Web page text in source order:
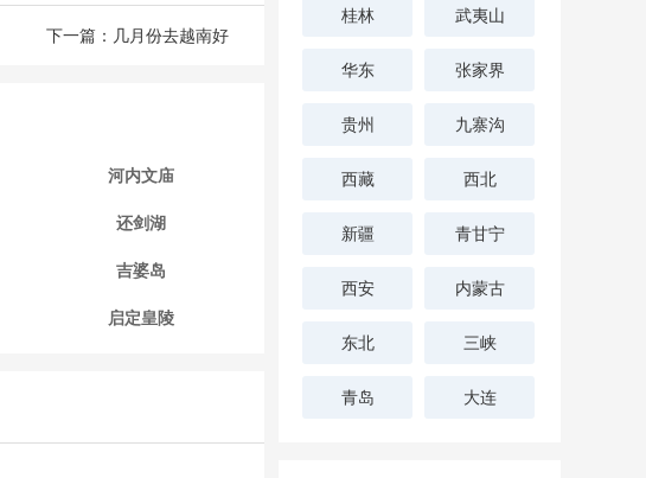
下一篇： 几月份去越南好
河内文庙
还剑湖
吉婆岛
启定皇陵
桂林 武夷山
华东 张家界
贵州 九寨沟
西藏 西北
新疆 青甘宁
西安 内蒙古
东北 三峡
青岛 大连